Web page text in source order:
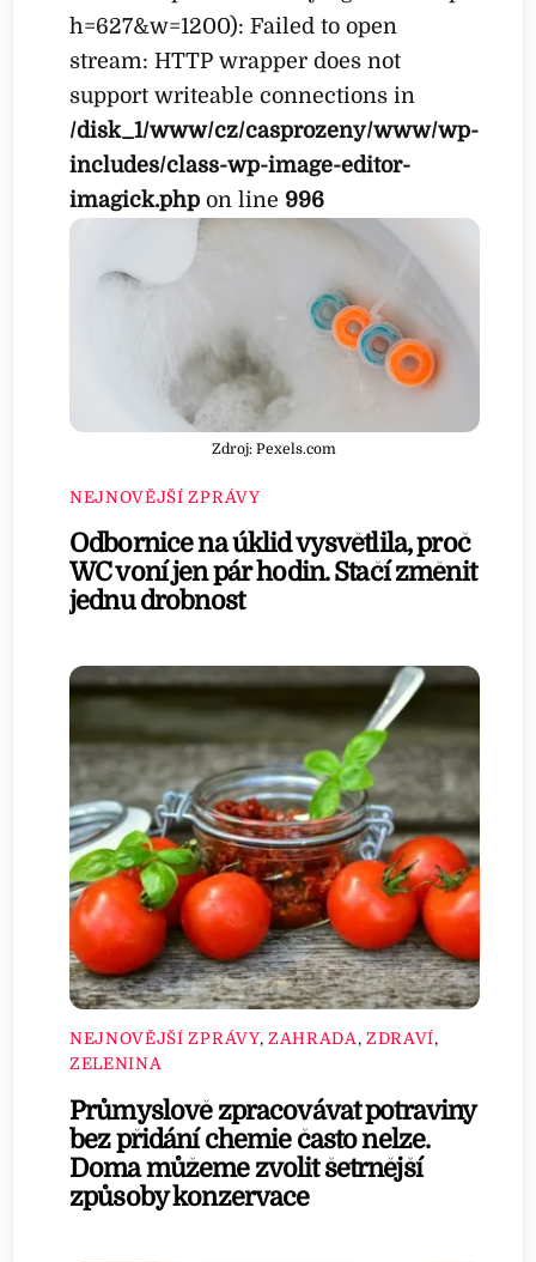
h=627&w=1200): Failed to open
stream: HTTP wrapper does not
support writeable connections in
/disk_1/www/cz/casprozeny/www/wp-
includes/class-wp-image-editor-
imagick.php on line 996
Zdroj: Pexels.com
NEJNOVĚJŠÍ ZPRÁVY
Odbornice na úklid vysvětlila, proč
WC voní jen pár hodin. Stačí změnit
jednu drobnost
NEJNOVĚJŠÍ ZPRÁVY, ZAHRADA, ZDRAVÍ,
ZELENINA
Průmyslově zpracovávat potraviny
bez přidání chemie často nelze.
Doma můžeme zvolit šetrnější
způsoby konzervace